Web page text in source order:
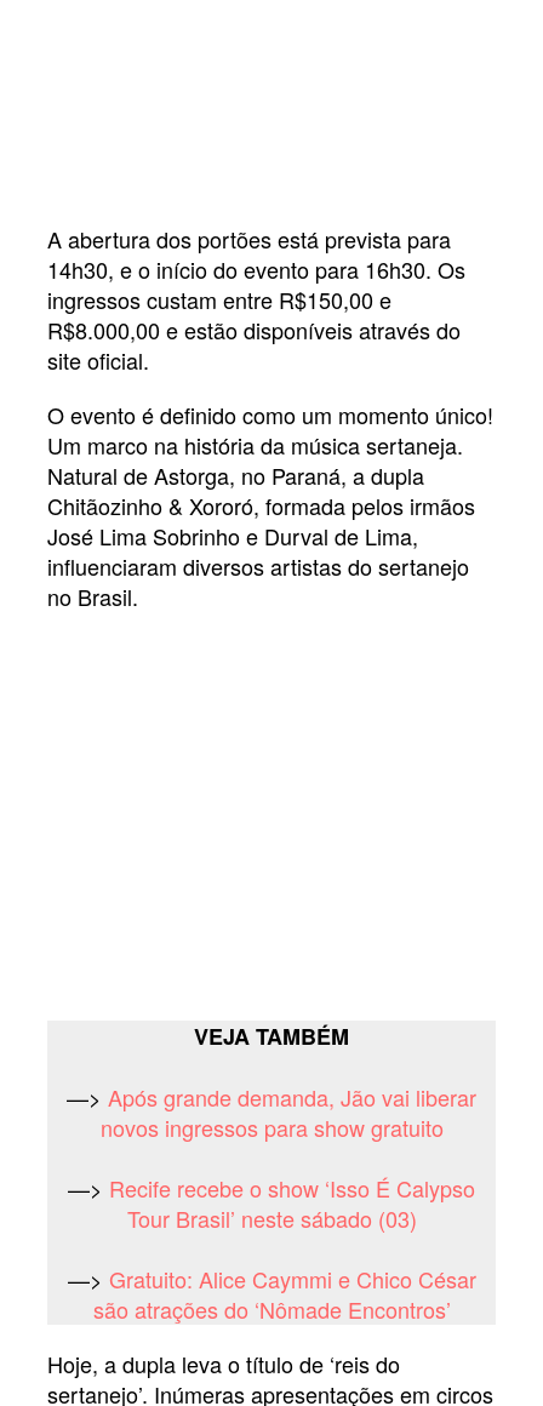
A abertura dos portões está prevista para
14h30, e o início do evento para 16h30. Os
ingressos custam entre R$150,00 e
R$8.000,00 e estão disponíveis através do
site oficial.
O evento é definido como um momento único!
Um marco na história da música sertaneja.
Natural de Astorga, no Paraná, a dupla
Chitãozinho & Xororó, formada pelos irmãos
José Lima Sobrinho e Durval de Lima,
influenciaram diversos artistas do sertanejo
no Brasil.
VEJA TAMBÉM
—> Após grande demanda, Jão vai liberar
novos ingressos para show gratuito
—> Recife recebe o show ‘Isso É Calypso
Tour Brasil’ neste sábado (03)
—> Gratuito: Alice Caymmi e Chico César
são atrações do ‘Nômade Encontros’
Hoje, a dupla leva o título de ‘reis do
sertanejo’. Inúmeras apresentações em circos